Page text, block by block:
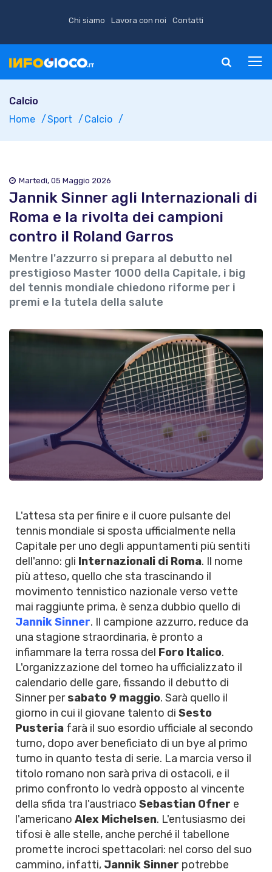
Chi siamo Lavora con noi Contatti
Calcio
Home
Sport Calcio
Martedì, 05 Maggio 2026
Jannik Sinner agli Internazionali di
Roma e la rivolta dei campioni
contro il Roland Garros
Mentre l'azzurro si prepara al debutto nel
prestigioso Master 1000 della Capitale, i big
del tennis mondiale chiedono riforme per i
premi e la tutela della salute
L'attesa sta per finire e il cuore pulsante del
tennis mondiale si sposta ufficialmente nella
Capitale per uno degli appuntamenti più sentiti
dell'anno: gli Internazionali di Roma. Il nome
più atteso, quello che sta trascinando il
movimento tennistico nazionale verso vette
mai raggiunte prima, è senza dubbio quello di
Jannik Sinner. Il campione azzurro, reduce da
una stagione straordinaria, è pronto a
infiammare la terra rossa del Foro Italico.
L'organizzazione del torneo ha ufficializzato il
calendario delle gare, fissando il debutto di
Sinner persabato 9 maggio. Sarà quello il
giorno in cui il giovane talento di Sesto
Pusteria farà il suo esordio ufficiale al secondo
turno, dopo aver beneficiato di un bye al primo
turno in quanto testa di serie. La marcia verso il
titolo romano non sarà priva di ostacoli, e il
primo confronto lo vedrà opposto al vincente
della sfida tra l'austriaco Sebastian Ofner e
l'americano Alex Michelsen. L'entusiasmo dei
tifosi è alle stelle, anche perché il tabellone
promette incroci spettacolari: nel corso del suo
cammino, infatti, Jannik Sinner potrebbe